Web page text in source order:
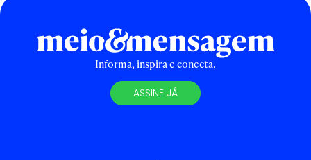
Informa, inspira e conecta.
ASSINE JÁ